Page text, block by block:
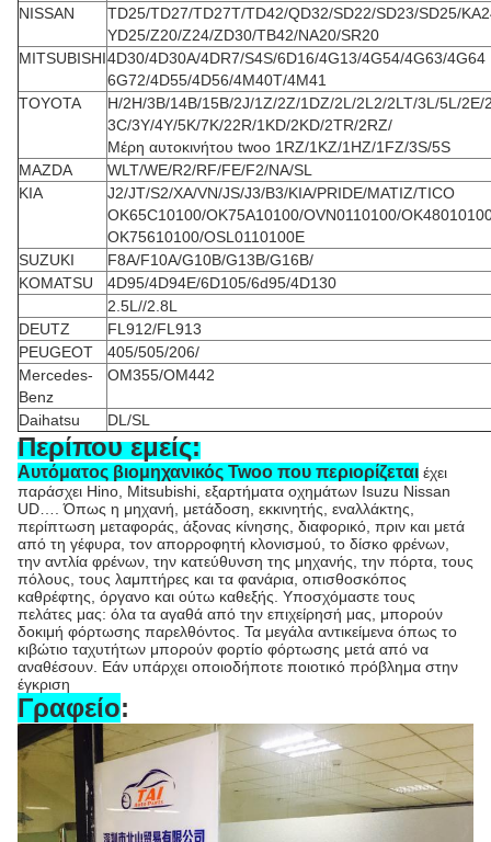
NISSAN
TD25/TD27/TD27T/TD42/QD32/SD22/SD23/SD25/
YD25/Z20/Z24/ZD30/TB42/NA20/SR20
MITSUBISHI4D30/4D30A/4DR7/S4S/6D16/4G13/4G54/4G63/4G64
6G72/4D55/4D56/4M40T/4M41
TOYOTA
H/2H/3B/14B/15B/2J/1Z/2Z/1DZ/2L/2L2/2LT/3L/5L/2E/
3C/3Y/4Y/5K/7K/22R/1KD/2KD/2TR/2RZ/
Μέρη αυτοκινήτου twoo 1RZ/1KZ/1HZ/1FZ/3S/5S
MAZDA
WLT/WE/R2/RF/FE/F2/NA/SL
KIA
J2/JT/S2/XA/VN/JS/J3/B3/KIA/PRIDE/MATIZ/TICO
OK65C10100/OK75A10100/OVN0110100/
OK75610100/OSL0110100E
SUZUKI
F8A/F10A/G10B/G13B/G16B/
KOMATSU
4D95/4D94E/6D105/6d95/4D130
2.5L//2.8L
DEUTZ
FL912/FL913
PEUGEOT
405/505/206/
Mercedes-
Benz
OM355/OM442
Daihatsu DL/SL
Περίπου εμείς:
Αυτόματος βιομηχανικός Twoo που περιορίζεται έχει
παράσχει Hino, Mitsubishi, εξαρτήματα οχημάτων Isuzu Nissan
UD…. Όπως η μηχανή, μετάδοση, εκκινητής, εναλλάκτης,
περίπτωση μεταφοράς, άξονας κίνησης, διαφορικό, πριν και μετά
από τη γέφυρα, τον απορροφητή κλονισμού, το δίσκο φρένων,
την αντλία φρένων, την κατεύθυνση της μηχανής, την πόρτα, τους
πόλους, τους λαμπτήρες και τα φανάρια, οπισθοσκόπος
καθρέφτης, όργανο και ούτω καθεξής. Υποσχόμαστε τους
πελάτες μας: όλα τα αγαθά από την επιχείρησή μας, μπορούν
δοκιμή φόρτωσης παρελθόντος. Τα μεγάλα αντικείμενα όπως το
κιβώτιο ταχυτήτων μπορούν φορτίο φόρτωσης μετά από να
αναθέσουν. Εάν υπάρχει οποιοδήποτε ποιοτικό πρόβλημα στην
έγκριση
Γραφείο: